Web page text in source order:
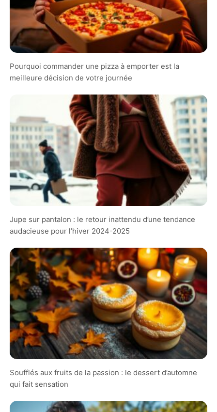
Pourquoi commander une pizza à emporter est la
meilleure décision de votre journée
Jupe sur pantalon : le retour inattendu d’une tendance
audacieuse pour l’hiver 2024-2025
Soufflés aux fruits de la passion : le dessert d’automne
qui fait sensation